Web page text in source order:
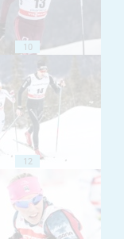
10
12